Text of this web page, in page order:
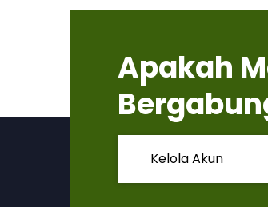
Apakah
Kelola Akun